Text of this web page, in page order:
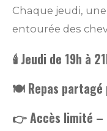
Chaque jeudi,
entourée des
🕯️ Jeudi de 19h à
🍽️ Repas partagé
👉 Accès limité –